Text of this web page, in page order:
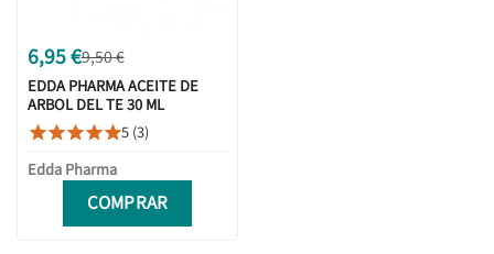
6,95 €9,50 €
EDDA PHARMA ACEITE DE
ARBOL DEL TE 30 ML
5 (3)
Edda Pharma
COMPRAR